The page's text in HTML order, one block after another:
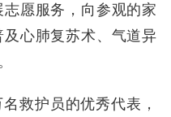
愿服务，向参观的家
心肺复苏术、气道异
救护员的优秀代表，